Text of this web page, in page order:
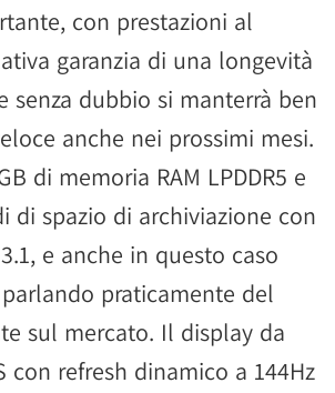
con prestazioni al
garanzia di una longevità
senza dubbio si manterrà ben
anche nei prossimi mesi.
di memoria RAM LPDDR5 e
di spazio di archiviazione con
e anche in questo caso
praticamente del
sul mercato. Il display da
con refresh dinamico a 144Hz